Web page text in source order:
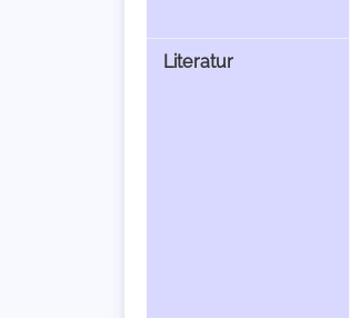
Literatur